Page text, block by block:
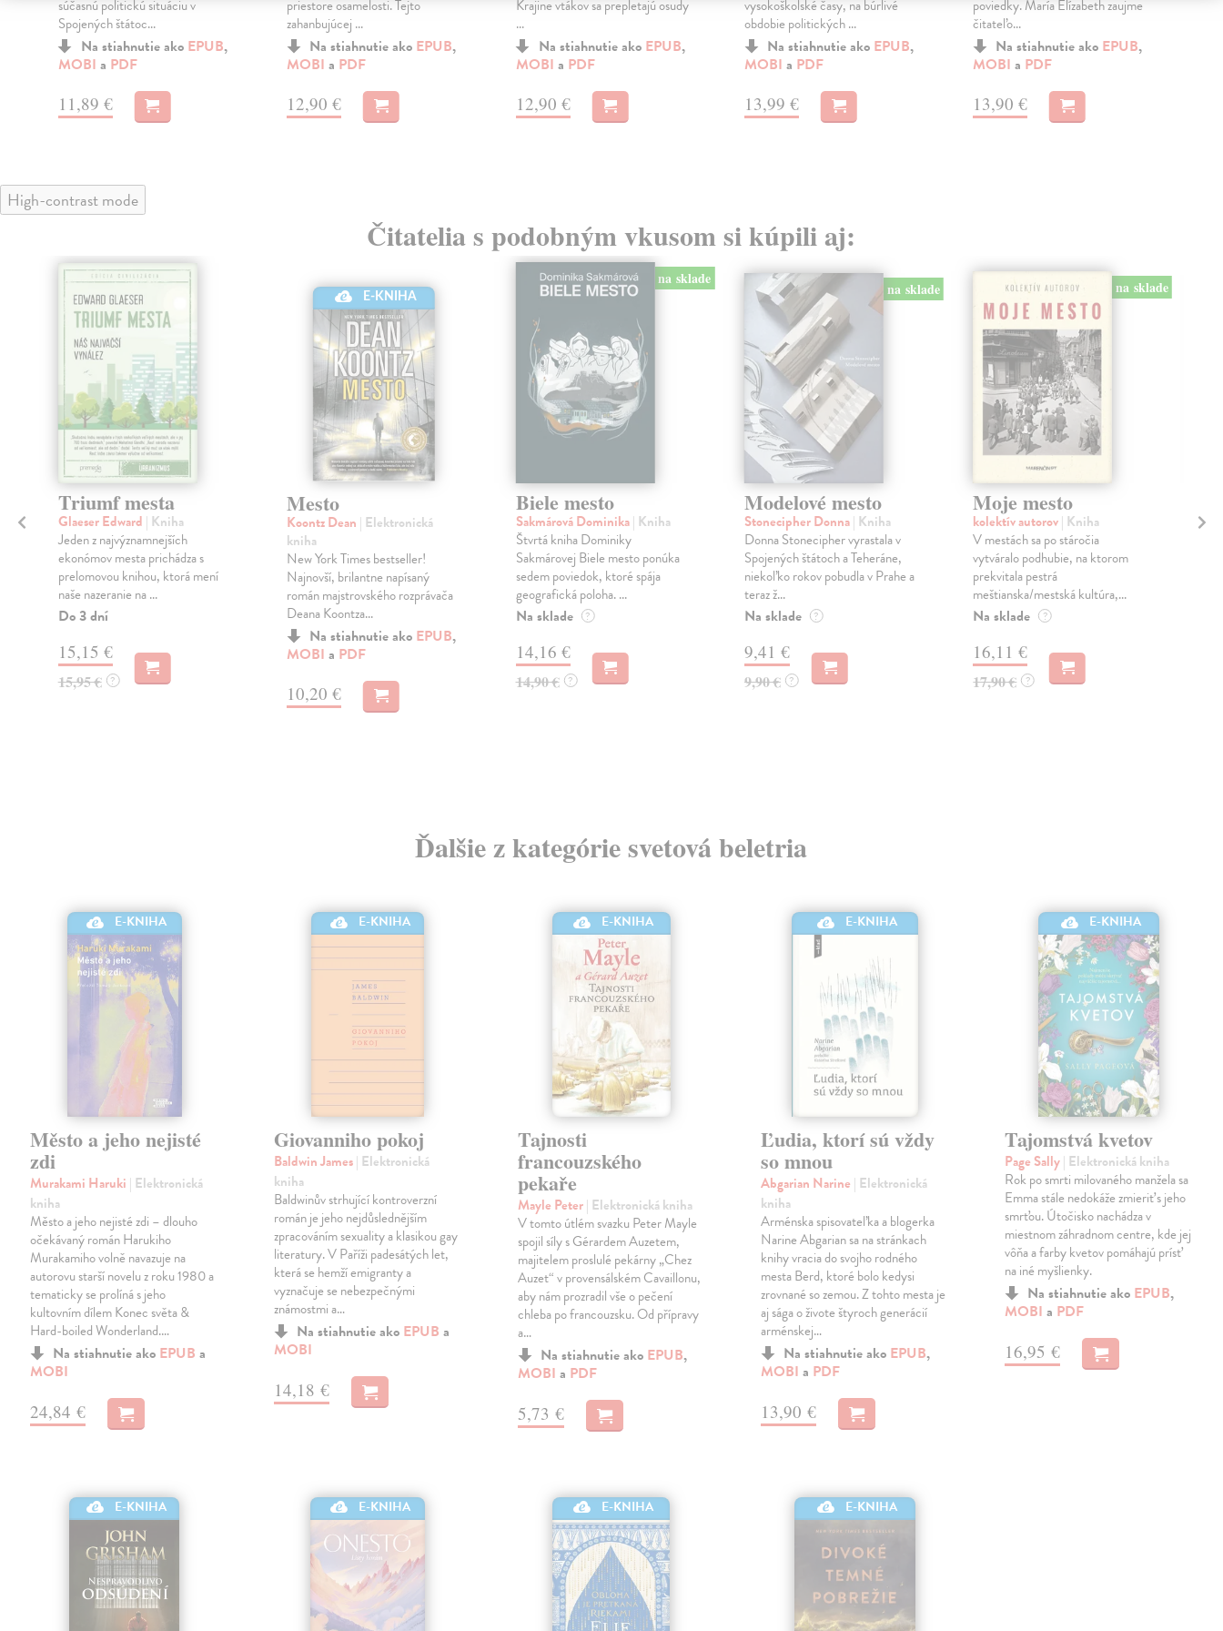
súčasnú politickú situáciu v
Spojených štátoc...
Na stiahnutie ako EPUB,
MOBI a PDF
11,89 €
priestore osamelosti. Tejto
zahanbujúcej ...
Na stiahnutie ako EPUB,
MOBI a PDF
12,90 €
Krajine vtákov sa prepletajú osudy
...
Na stiahnutie ako EPUB,
MOBI a PDF
12,90 €
vysokoškolské časy, na búrlivé
obdobie politických ...
Na stiahnutie ako EPUB,
MOBI a PDF
13,99 €
poviedky. María Elízabeth zaujme
čitateľo...
Na stiahnutie ako EPUB,
MOBI a PDF
13,90 €
High-contrast mode
Čitatelia s podobným vkusom si kúpili aj:
Triumf mesta
Glaeser Edward | Kniha
Jeden z najvýznamnejších
ekonómov mesta prichádza s
prelomovou knihou, ktorá mení
naše nazeranie na ...
Do 3 dní
15,15 €
15,95 € ?
E-KNIHA
Mesto
Koontz Dean | Elektronická
kniha
New York Times bestseller!
Najnovší, brilantne napísaný
román majstrovského rozprávača
Deana Koontza...
Na stiahnutie ako EPUB,
MOBI a PDF
10,20 €
na sklade
Biele mesto
Sakmárová Dominika| Kniha
Štvrtá kniha Dominiky
Sakmárovej Biele mesto ponúka
sedem poviedok, ktoré spája
geografická poloha. ...
Na sklade ?
14,16 €
14,90 € ?
na sklade
Modelové mesto
Stonecipher Donna| Kniha
Donna Stonecipher vyrastala v
Spojených štátoch a Teheráne,
niekoľko rokov pobudla v Prahe a
teraz ž...
Na sklade ?
9,41 €
9,90 € ?
na sklade
Moje mesto
kolektív autorov| Kniha
V mestách sa po stáročia
vytváralo podhubie, na ktorom
prekvitala pestrá
meštianska/mestská kultúra,...
Na sklade ?
16,11 €
17,90 € ?
Ďalšie z kategórie svetová beletria
E-KNIHA
Město a jeho nejisté
zdi
Murakami Haruki | Elektronická
kniha
Město a jeho nejisté zdi – dlouho
očekávaný román Harukiho
Murakamiho volně navazuje na
autorovu starší novelu z roku 1980 a
tematicky se prolíná s jeho
kultovním dílem Konec světa &
Hard-boiled Wonderland.…
Na stiahnutie ako EPUB a
MOBI
24,84 €
E-KNIHA
Giovanniho pokoj
Baldwin James| Elektronická
kniha
Baldwinův strhující kontroverzní
román je jeho nejdůslednějším
zpracováním sexuality a klasikou gay
literatury. V Paříži padesátých let,
která se hemží emigranty a
vyznačuje se nebezpečnými
známostmi a…
Na stiahnutie ako EPUB a
MOBI
14,18 €
E-KNIHA
Tajnosti
francouzského
pekaře
Mayle Peter| Elektronická kniha
V tomto útlém svazku Peter Mayle
spojil síly s Gérardem Auzetem,
majitelem proslulé pekárny „Chez
Auzet“ v provensálském Cavaillonu,
aby nám prozradil vše o pečení
chleba po francouzsku. Od přípravy
a…
Na stiahnutie ako EPUB,
MOBI a PDF
5,73 €
E-KNIHA
Ľudia, ktorí sú vždy
so mnou
Abgarian Narine | Elektronická
kniha
Arménska spisovateľka a blogerka
Narine Abgarian sa na stránkach
knihy vracia do svojho rodného
mesta Berd, ktoré bolo kedysi
zrovnané so zemou. Z tohto mesta je
aj sága o živote štyroch generácií
arménskej…
Na stiahnutie ako EPUB,
MOBI a PDF
13,90 €
E-KNIHA
Tajomstvá kvetov
Page Sally| Elektronická kniha
Rok po smrti milovaného manžela sa
Emma stále nedokáže zmieriť s jeho
smrťou. Útočisko nachádza v
miestnom záhradnom centre, kde jej
vôňa a farby kvetov pomáhajú prísť
na iné myšlienky.
Na stiahnutie ako EPUB,
MOBI a PDF
16,95 €
E-KNIHA E-KNIHA E-KNIHA E-KNIHA